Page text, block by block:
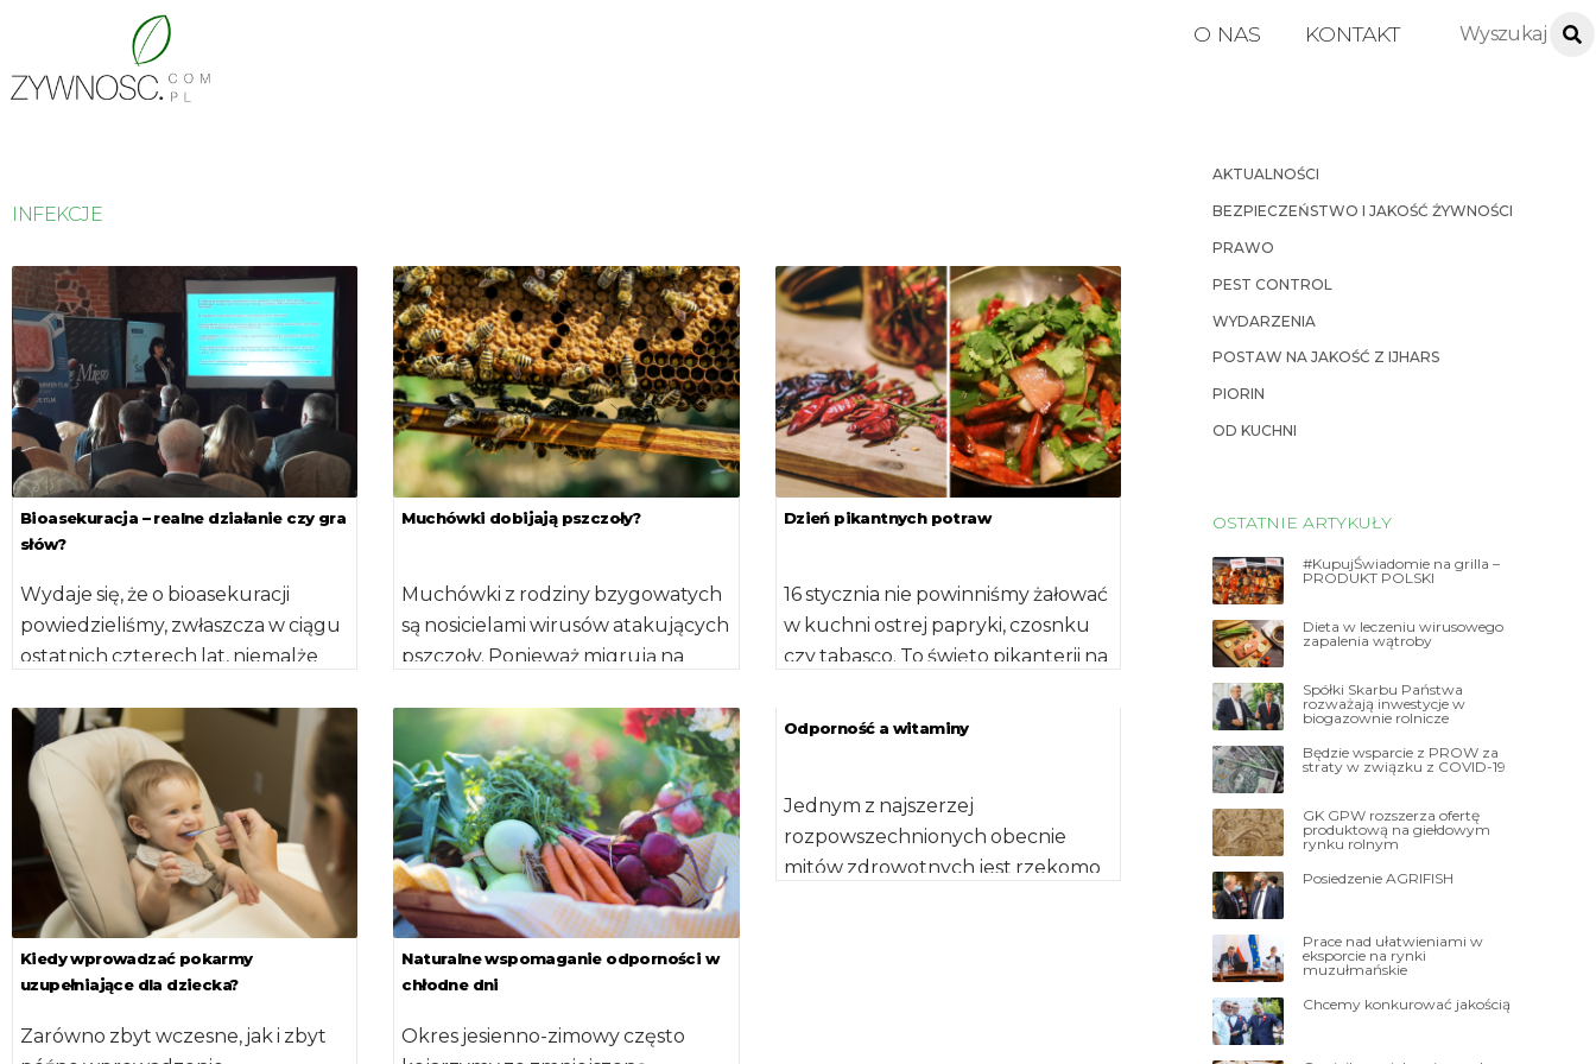
O NAS KONTAKT
INFEKCJE
Bioasekuracja – realne działanie czy gra
słów?
Wydaje się, że o bioasekuracji
powiedzieliśmy, zwłaszcza w ciągu
ostatnich czterech lat, niemalże
konieczności zmiany odzieży i […]
Muchówki dobijają pszczoły?
Muchówki z rodziny bzygowatych
są nosicielami wirusów atakujących
pszczoły. Ponieważ migrują na
pszczoły, mogą […]
Dzień pikantnych potraw
16 stycznia nie powinniśmy żałować
w kuchni ostrej papryki, czosnku
czy tabasco. To święto pikanterii na
które sprawią, […]
Kiedy wprowadzać pokarmy
uzupełniające dla dziecka?
Zarówno zbyt wczesne, jak i zbyt
Naturalne wspomaganie odporności w
chłodne dni
Okres jesienno-zimowy często
Odporność a witaminy
Jednym z najszerzej
rozpowszechnionych obecnie
mitów zdrowotnych jest rzekomo
AKTUALNOŚCI
BEZPIECZEŃSTWO I JAKOŚĆ ŻYWNOŚCI
PRAWO
PEST CONTROL
WYDARZENIA
POSTAW NA JAKOŚĆ Z IJHARS
PIORIN
OD KUCHNI
OSTATNIE ARTYKUŁY
#KupujŚwiadomie na grilla –
PRODUKT POLSKI
Dieta w leczeniu wirusowego
zapalenia wątroby
Spółki Skarbu Państwa
rozważają inwestycje w
biogazownie rolnicze
Będzie wsparcie z PROW za
straty w związku z COVID-19
GK GPW rozszerza ofertę
produktową na giełdowym
rynku rolnym
Posiedzenie AGRIFISH
Prace nad ułatwieniami w
eksporcie na rynki
muzułmańskie
Chcemy konkurować jakością